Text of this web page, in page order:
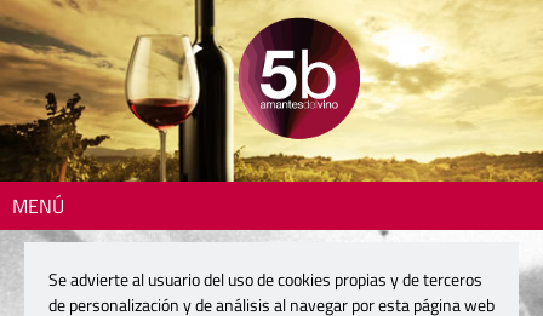
MENÚ
Se advierte al usuario del uso de cookies propias y de terceros
de personalización y de análisis al navegar por esta página web